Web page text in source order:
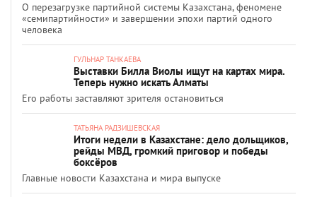
О перезагрузке партийной системы Казахстана, феномене
«семипартийности» и завершении эпохи партий одного
человека
ГУЛЬНАР ТАНКАЕВА
Выставки Билла Виолы ищут на картах мира.
Теперь нужно искать Алматы
Его работы заставляют зрителя остановиться
ТАТЬЯНА РАДЗИШЕВСКАЯ
Итоги недели в Казахстане: дело дольщиков,
рейды МВД, громкий приговор и победы
боксёров
Главные новости Казахстана и мира выпуске